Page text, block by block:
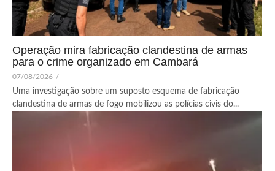
Operação mira fabricação clandestina de armas
para o crime organizado em Cambará
07/08/2026 /
Uma investigação sobre um suposto esquema de fabricação
clandestina de armas de fogo mobilizou as polícias civis do...